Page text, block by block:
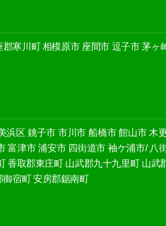
郡寒川町 相模原市 座間市 逗子市 茅ヶ
浜区 銚子市 市川市 船橋市 館山市 木
富津市 浦安市 四街道市 袖ケ浦市/ 八
香取郡東庄町 山武郡九十九里町 山武
御宿町 安房郡鋸南町